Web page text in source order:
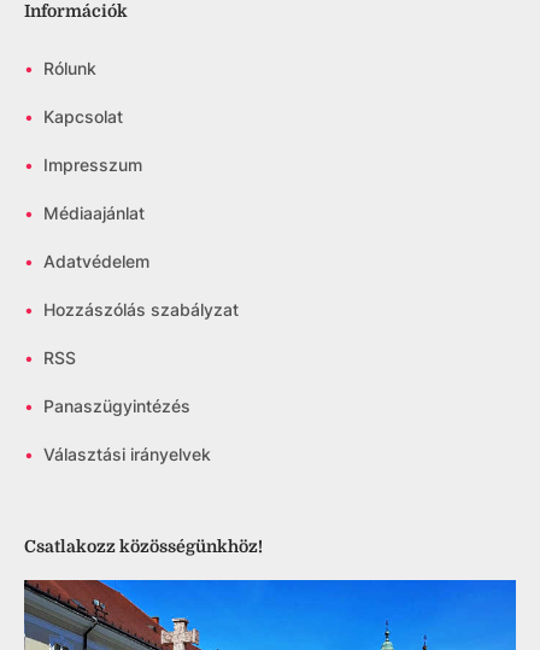
Információk
• Rólunk
• Kapcsolat
• Impresszum
• Médiaajánlat
• Adatvédelem
• Hozzászólás szabályzat
• RSS
• Panaszügyintézés
• Választási irányelvek
Csatlakozz közösségünkhöz!